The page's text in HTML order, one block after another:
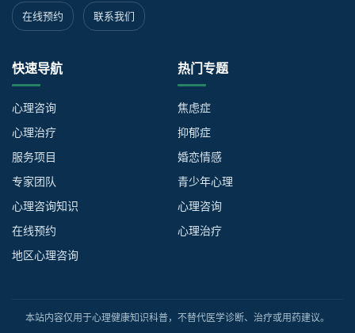
在线预约 联系我们
快速导航
心理咨询
心理治疗
服务项目
专家团队
心理咨询知识
在线预约
地区心理咨询
热门专题
焦虑症
抑郁症
婚恋情感
青少年心理
心理咨询
心理治疗
本站内容仅用于心理健康知识科普，不替代医学诊断、治疗或用药建议。